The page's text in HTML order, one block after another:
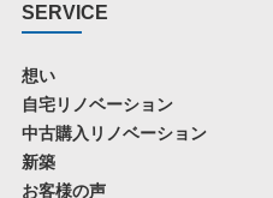
SERVICE
想い
自宅リノベーション
中古購入リノベーション
新築
お客様の声